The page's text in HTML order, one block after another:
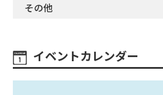
その他
イベントカレンダー